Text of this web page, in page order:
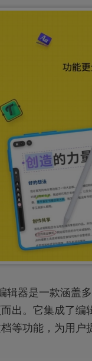
辑器是一款涵盖
出。它集成了编
等功能，为用户